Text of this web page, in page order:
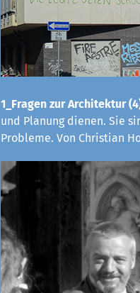
1_Fragen zur Architektur
und Planung dienen. Sie
Probleme. Von Christian